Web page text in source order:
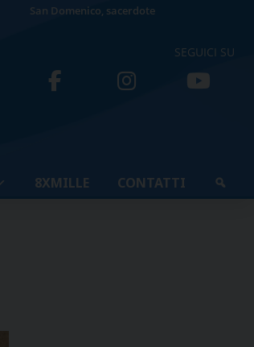
San Domenico, sacerdote
SEGUICI SU
8XMILLE CONTATTI